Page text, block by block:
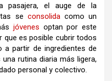
pasajera, el auge de la
se consolidacomo un
jóvenes optan por este
que es posible cubrir todos
a partir de ingredientes de
rutina diaria más ligera,
personal y colectivo.